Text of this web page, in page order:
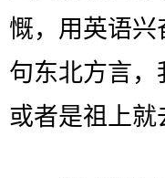
慨，用英语
句东北方言
或者是祖上就